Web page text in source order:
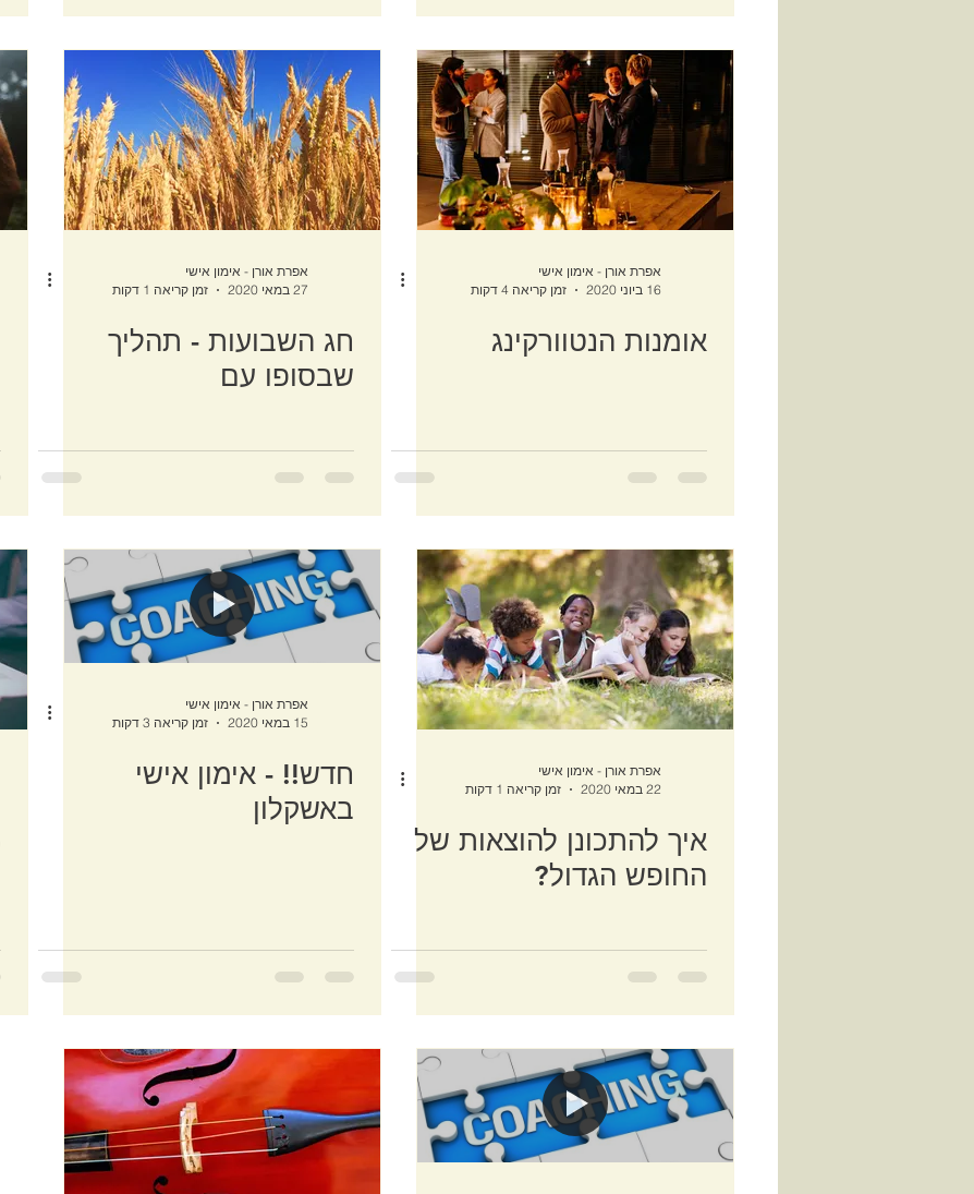
אפרת אורן - אימון אישי
16 ביוני 2020
זמן קריאה 4 דקות
אומנות הנטוורקינג
אפרת אורן - אימון אישי
27 במאי 2020
זמן קריאה 1 דקות
חג השבועות - תהליך
שבסופו עם
אפרת אורן - אימון אישי
22 במאי 2020
זמן קריאה 1 דקות
איך להתכונן להוצאות של
החופש הגדול?
אפרת אורן - אימון אישי
15 במאי 2020
זמן קריאה 3 דקות
חדש!! - אימון אישי
באשקלון